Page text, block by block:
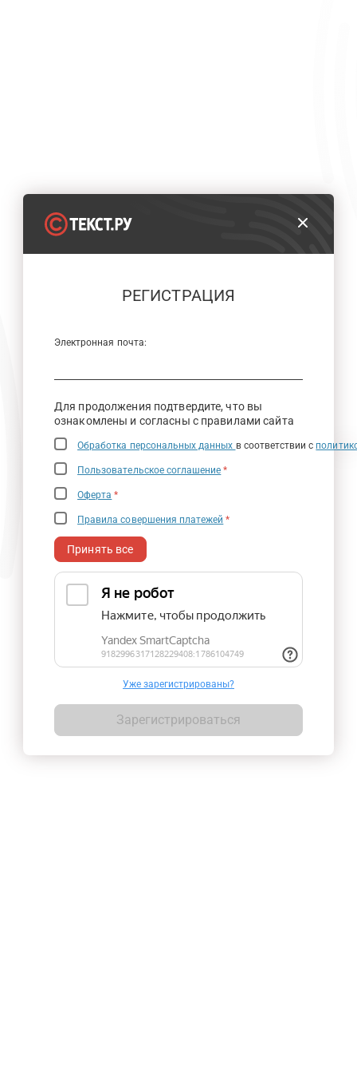
РЕГИСТРАЦИЯ
Электронная почта:
Для продолжения подтвердите, что вы
ознакомлены и согласны с правилами сайта
Обработка персональных данных в соответствии с
Пользовательское соглашение *
Оферта *
Правила совершения платежей *
Принять все
Уже зарегистрированы?
Зарегистрироваться